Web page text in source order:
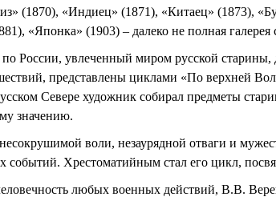
(1870), «Индиец» (1871), «Китаец» (1873),
«Японка» (1903) – далеко не полная
России, увлеченный миром русской старины,
представлены циклами «По верхней
Севере художник собирал предметы
значению.
воли, незаурядной отваги и
событий. Хрестоматийным стал его цикл,
любых военных действий, В.В.